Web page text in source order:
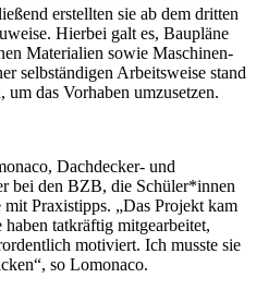
erstellten sie ab dem dritten
Hierbei galt es, Baupläne
Materialien sowie Maschinen-
selbständigen Arbeitsweise stand
das Vorhaben umzusetzen.
Dachdecker- und
bei den BZB, die Schüler*innen
mit Praxistipps. „Das Projekt kam
tatkräftig mitgearbeitet,
motiviert. Ich musste sie
so Lomonaco.